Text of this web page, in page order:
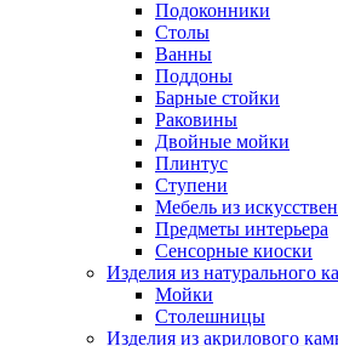
Подоконники
Столы
Ванны
Поддоны
Барные стойки
Раковины
Двойные мойки
Плинтус
Ступени
Мебель из
Предметы интерьера
Сенсорные киоски
Изделия из натурального
Мойки
Столешницы
Изделия из акрилового